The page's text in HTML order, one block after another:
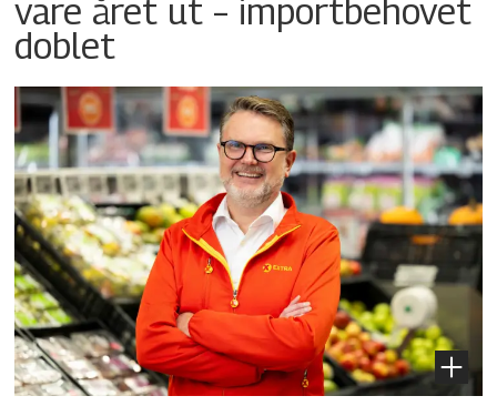
vare året ut – importbehovet
doblet